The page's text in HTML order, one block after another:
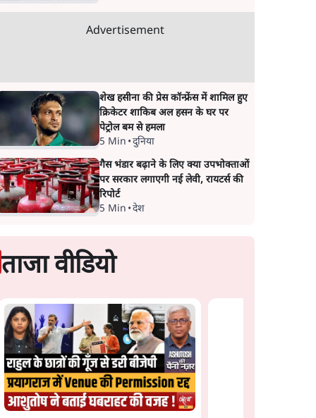
Advertisement
शेख हसीना की प्रेस कॉन्फ्रेंस में शामिल हुए
क्रिकेटर शाकिब अल हसन के घर पर
पेट्रोल बम से हमला
5 Min •दुनिया
गैस भंडार बढ़ाने के लिए क्या उपभोक्ताओं
पर सरकार लगाएगी नई लेवी, रायटर्स की
रिपोर्ट
5 Min •देश
ताजा वीडियो